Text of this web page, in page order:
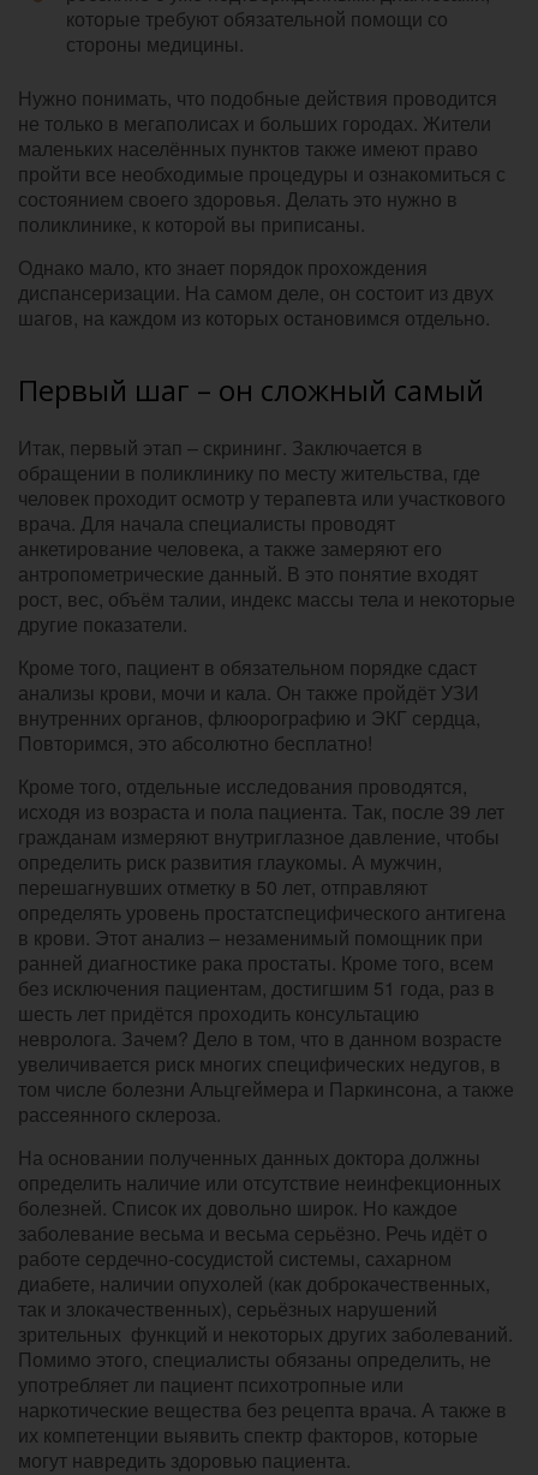
которые требуют обязательной помощи со
стороны медицины.
Нужно понимать, что подобные действия проводится
не только в мегаполисах и больших городах. Жители
маленьких населённых пунктов также имеют право
пройти все необходимые процедуры и ознакомиться с
состоянием своего здоровья. Делать это нужно в
поликлинике, к которой вы приписаны.
Однако мало, кто знает порядок прохождения
диспансеризации. На самом деле, он состоит из двух
шагов, на каждом из которых остановимся отдельно.
Первый шаг – он сложный самый
Итак, первый этап – скрининг. Заключается в
обращении в поликлинику по месту жительства, где
человек проходит осмотр у терапевта или участкового
врача. Для начала специалисты проводят
анкетирование человека, а также замеряют его
антропометрические данный. В это понятие входят
рост, вес, объём талии, индекс массы тела и некоторые
другие показатели.
Кроме того, пациент в обязательном порядке сдаст
анализы крови, мочи и кала. Он также пройдёт УЗИ
внутренних органов, флюорографию и ЭКГ сердца,
Повторимся, это абсолютно бесплатно!
Кроме того, отдельные исследования проводятся,
исходя из возраста и пола пациента. Так, после 39 лет
гражданам измеряют внутриглазное давление, чтобы
определить риск развития глаукомы. А мужчин,
перешагнувших отметку в 50 лет, отправляют
определять уровень простатспецифического антигена
в крови. Этот анализ – незаменимый помощник при
ранней диагностике рака простаты. Кроме того, всем
без исключения пациентам, достигшим 51 года, раз в
шесть лет придётся проходить консультацию
невролога. Зачем? Дело в том, что в данном возрасте
увеличивается риск многих специфических недугов, в
том числе болезни Альцгеймера и Паркинсона, а также
рассеянного склероза.
На основании полученных данных доктора должны
определить наличие или отсутствие неинфекционных
болезней. Список их довольно широк. Но каждое
заболевание весьма и весьма серьёзно. Речь идёт о
работе сердечно-сосудистой системы, сахарном
диабете, наличии опухолей (как доброкачественных,
так и злокачественных), серьёзных нарушений
зрительных функций и некоторых других заболеваний.
Помимо этого, специалисты обязаны определить, не
употребляет ли пациент психотропные или
наркотические вещества без рецепта врача. А также в
их компетенции выявить спектр факторов, которые
могут навредить здоровью пациента.